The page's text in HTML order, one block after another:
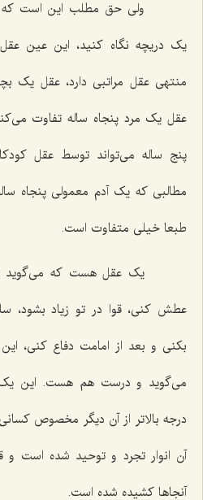
ولی حق مطلب این است که
یک دریچه نگاه کنید، این عین
منتهی عقل مراتبی دارد، عقل یک
عقل یک مرد پنجاه ساله تفاوت
پنج ساله می‌تواند توسط عقل
مطالبی که یک آدم معمولی پنجاه
طبعا خیلی متفاوت است.
یک عقل هست که می‌گوید
عطش کنی، قوا در تو زیاد بشود،
بکنی و بعد از امامت دفاع کنی،
می‌گوید و درست هم هست. این یک
درجه بالاتر از آن دیگر مخصوص
آن انوار تجرد و توحید شده است
آنجاها کشیده شده است.